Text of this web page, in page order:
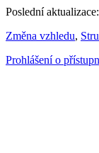
Poslední
Změna vzhledu,
Prohlášení o